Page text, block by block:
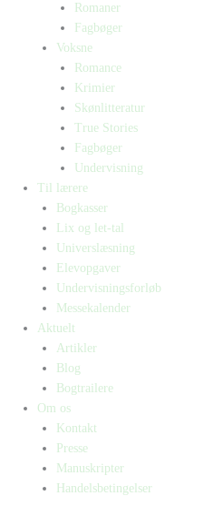
Romaner
Fagbøger
Voksne
Romance
Krimier
Skønlitteratur
True Stories
Fagbøger
Undervisning
Til lærere
Bogkasser
Lix og let-tal
Universlæsning
Elevopgaver
Undervisningsforløb
Messekalender
Aktuelt
Artikler
Blog
Bogtrailere
Om os
Kontakt
Presse
Manuskripter
Handelsbetingelser